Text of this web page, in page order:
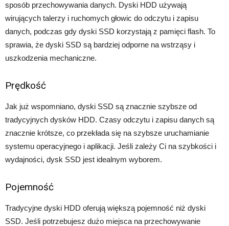
sposób przechowywania danych. Dyski HDD używają
wirujących talerzy i ruchomych głowic do odczytu i zapisu
danych, podczas gdy dyski SSD korzystają z pamięci flash. To
sprawia, że dyski SSD są bardziej odporne na wstrząsy i
uszkodzenia mechaniczne.
Prędkość
Jak już wspomniano, dyski SSD są znacznie szybsze od
tradycyjnych dysków HDD. Czasy odczytu i zapisu danych są
znacznie krótsze, co przekłada się na szybsze uruchamianie
systemu operacyjnego i aplikacji. Jeśli zależy Ci na szybkości i
wydajności, dysk SSD jest idealnym wyborem.
Pojemność
Tradycyjne dyski HDD oferują większą pojemność niż dyski
SSD. Jeśli potrzebujesz dużo miejsca na przechowywanie